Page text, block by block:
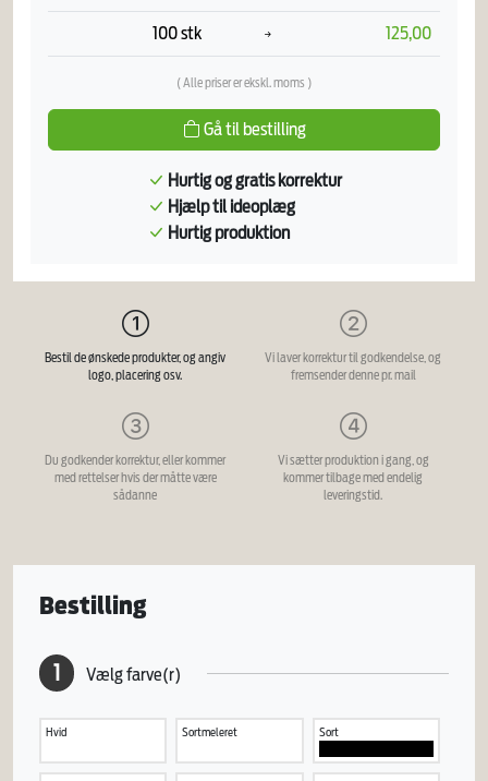
100 stk 125,00
( Alle priser er ekskl. moms )
Gå til bestilling
Hurtig og gratis korrektur
Hjælp til ideoplæg
Hurtig produktion
Bestil de ønskede produkter, og angiv
logo, placering osv.
Vi laver korrektur til godkendelse, og
fremsender denne pr. mail
Du godkender korrektur, eller kommer
med rettelser hvis der måtte være
sådanne
Vi sætter produktion i gang, og
kommer tilbage med endelig
leveringstid.
Bestilling
1 Vælg farve(r)
Hvid Sortmeleret Sort